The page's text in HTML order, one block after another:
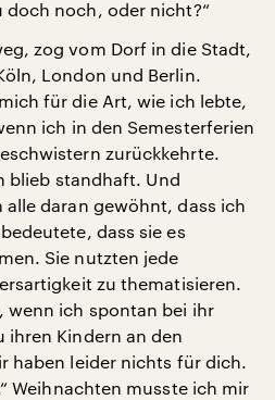
doch noch, oder nicht?“
zog vom Dorf in die Stadt,
London und Berlin.
für die Art, wie ich lebte,
ich in den Semesterferien
zurückkehrte.
blieb standhaft. Und
daran gewöhnt, dass ich
dass sie es
Sie nutzten jede
zu thematisieren.
wenn ich spontan bei ihr
Kindern an den
haben leider nichts für dich.
Weihnachten musste ich mir